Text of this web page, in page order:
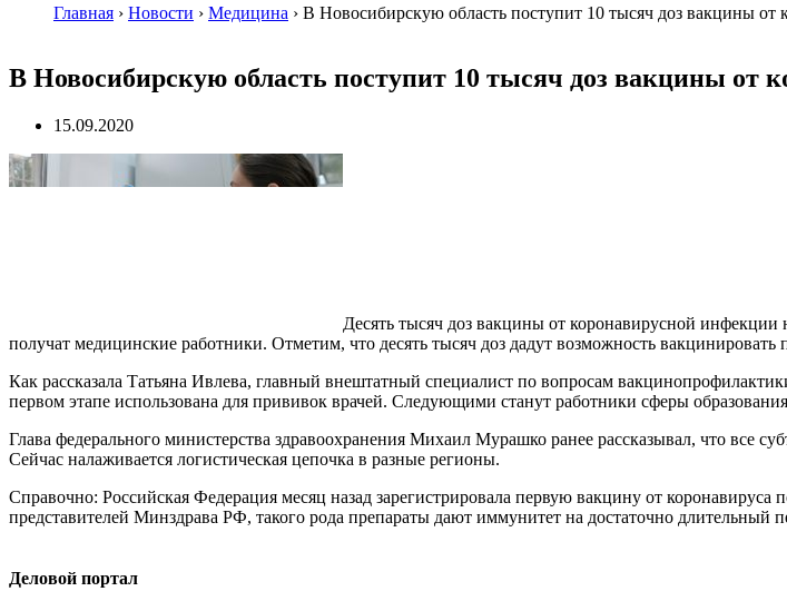
Главная › Новости › Медицина › В Новосибирскую область поступит 10 тысяч доз вакцины от
В Новосибирскую область поступит 10 тысяч доз вакцины от
15.09.2020
Десять тысяч доз вакцины от коронавирусной
получат медицинские работники. Отметим, что десять тысяч доз дадут возможность вакцинировать
Как рассказала Татьяна Ивлева, главный внештатный специалист по вопросам
первом этапе использована для прививок врачей. Следующими станут работники сферы
Глава федерального министерства здравоохранения Михаил Мурашко ранее рассказывал, что
Сейчас налаживается логистическая цепочка в разные регионы.
Справочно: Российская Федерация месяц назад зарегистрировала первую вакцину от
представителей Минздрава РФ, такого рода препараты дают иммунитет на достаточно длительный
Деловой портал